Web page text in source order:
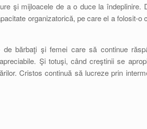
şi mijloacele de a o duce la îndeplinire.
organizatorică, pe care el a folosit-o
bărbaţi şi femei care să continue
Şi totuşi, când creştinii se
Cristos continuă să lucreze prin